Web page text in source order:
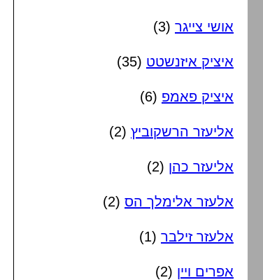
אושי צייגר (3)
איציק איזנשטט (35)
איציק פאמפ (6)
אליעזר הרשקוביץ (2)
אליעזר כהן (2)
אלעזר אלימלך הס (2)
אלעזר זילבר (1)
אפרים ויין (2)